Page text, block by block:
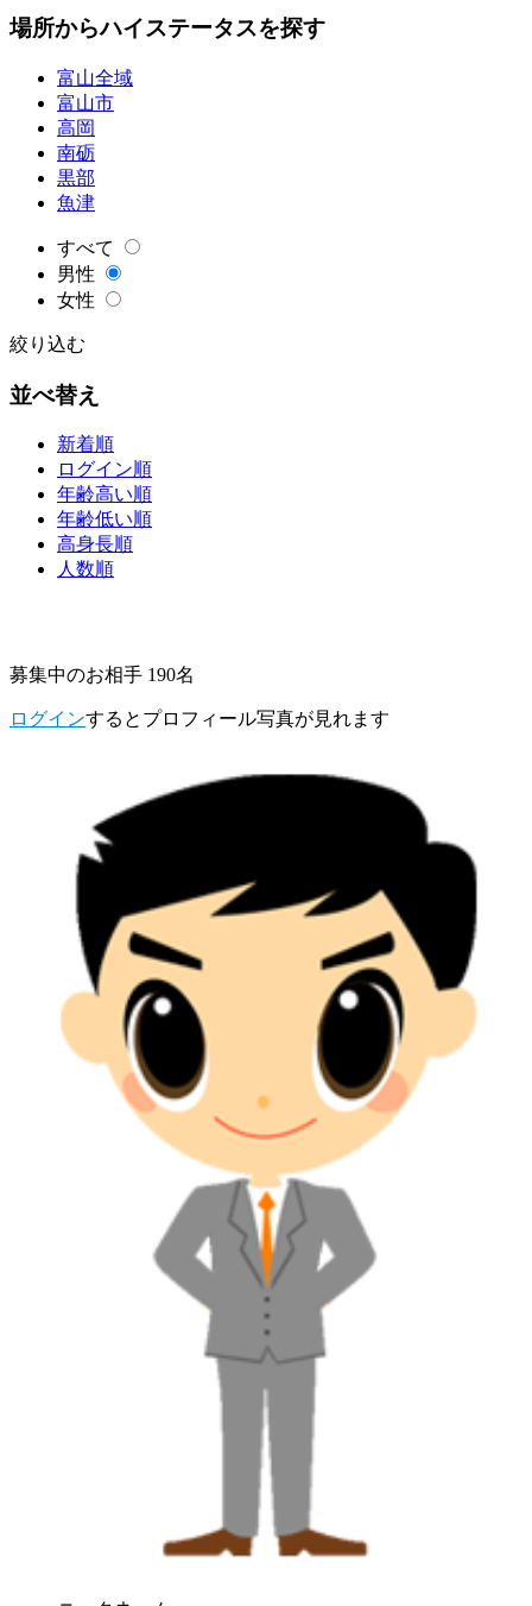
場所からハイステータスを探す
富山全域
富山市
高岡
南砺
黒部
魚津
すべて
男性
女性
絞り込む
並べ替え
新着順
ログイン順
年齢高い順
年齢低い順
高身長順
人数順
募集中のお相手 190名
ログインするとプロフィール写真が見れます